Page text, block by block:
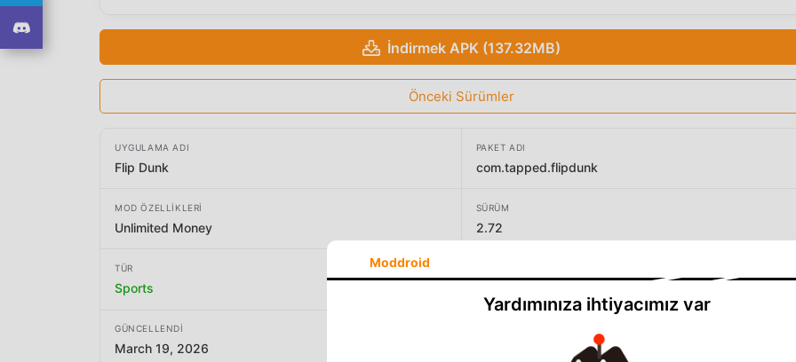
İndirmek APK (137.32MB)
Önceki Sürümler
UYGULAMA ADI
Flip Dunk
PAKET ADI
com.tapped.flipdunk
MOD ÖZELLIKLERI
Unlimited Money
SÜRÜM
2.72
TÜR
Sports
GÜNCELLENDI
March 19, 2026
Moddroid
Yardımınıza ihtiyacımız var